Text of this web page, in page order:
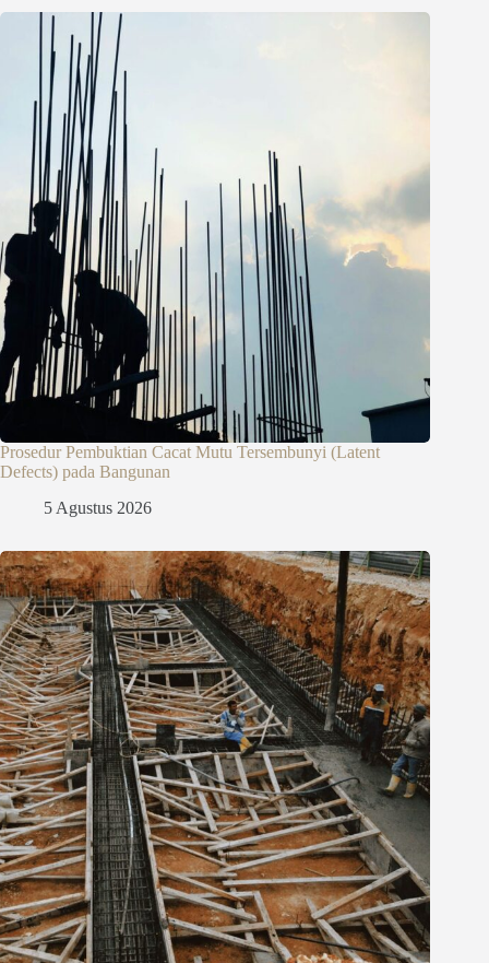
Prosedur Pembuktian Cacat Mutu Tersembunyi (Latent
Defects) pada Bangunan
5 Agustus 2026